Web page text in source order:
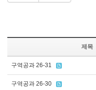
제목
구역공과 26-31
구역공과 26-30